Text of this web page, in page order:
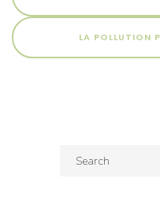
LA POLLUTION